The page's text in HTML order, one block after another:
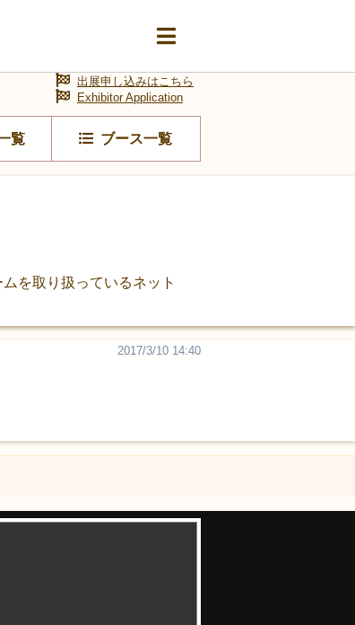
覧 ブース一覧
出展申し込みはこちら
Exhibitor Application
を取り扱っているネット
2017/3/10 14:40